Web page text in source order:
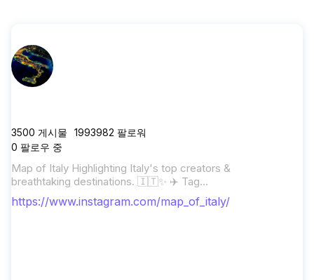
3500 게시물 1993982 팔로워
0 팔로우 중
Map of Italy Highlighting Italy's top creators &
breathtaking destinations. 🇮🇹✨ ✈️ Tag
@map_of_italy to be featured!
https://www.instagram.com/map_of_italy/